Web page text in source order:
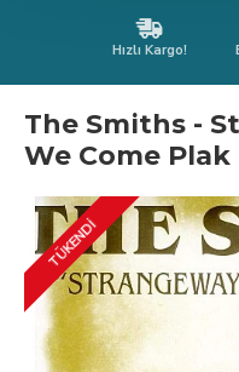
Hızlı Kargo!
The Smiths -
We Come Plak
TÜKENDI